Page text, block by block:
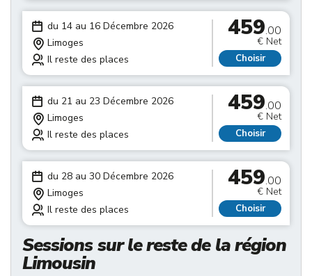
du 14 au 16 Décembre 2026
Limoges
Il reste des places
459.00
€ Net
Choisir
du 21 au 23 Décembre 2026
Limoges
Il reste des places
459.00
€ Net
Choisir
du 28 au 30 Décembre 2026
Limoges
Il reste des places
459.00
€ Net
Choisir
Sessions sur le reste de la région
Limousin